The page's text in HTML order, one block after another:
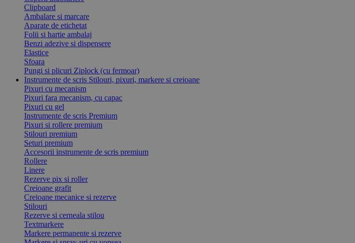
Clipboard
Ambalare si marcare
Aparate de etichetat
Folii si hartie ambalaj
Benzi adezive si dispensere
Elastice
Sfoara
Pungi si plicuri Ziplock (cu fermoar)
Instrumente de scris Stilouri, pixuri, markere si creioane
Pixuri cu mecanism
Pixuri fara mecanism, cu capac
Pixuri cu gel
Instrumente de scris Premium
Pixuri si rollere premium
Stilouri premium
Seturi premium
Accesorii instrumente de scris premium
Rollere
Linere
Rezerve pix si roller
Creioane grafit
Creioane mecanice si rezerve
Stilouri
Rezerve si cerneala stilou
Textmarkere
Markere permanente si rezerve